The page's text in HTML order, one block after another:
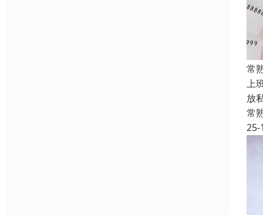
常
上
放
常
25-